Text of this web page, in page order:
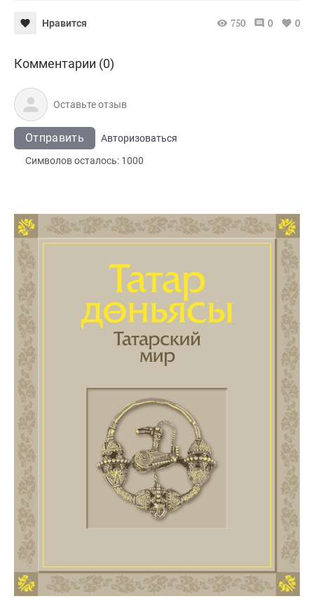
Нравится 750 0 0
Комментарии (0)
Отправить
Авторизоваться
Символов осталось: 1000